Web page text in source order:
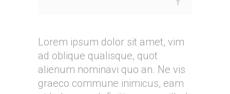
Lorem ipsum dolor sit amet, vim
ad oblique qualisque, quot
alienum nominavi quo an. Ne vis
graeco commune inimicus, eam